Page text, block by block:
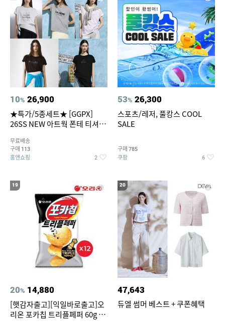
10% 26,900
★특가/5종세트★ [GGPX]
26SS NEW 아트웍 폰테 티셔츠
무료배송
구매 113
홈앤쇼핑 2
53% 26,300
스포츠/레저, 풀캉스 COOL
SALE
구매 785
쿠팡 6
19
20% 14,880
[햇감자출고][익일바로출고]오
리온 포카칩 트리플페퍼 60g 12
20
47,643
듀엘 썸머 베스트 + 쿠폰혜택